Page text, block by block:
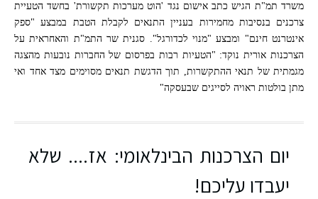
משרד תמ"ת הגיש כתב אישום נגד 'הוט מערכות תקשורת' בחשד הטעיית
צרכנים בנסיבות מחמירות בעניין התנאים לקבלת הטבת במבצע "ספק
אינטרנט חינם" ומבצע "מנוי לכדורגל". סגנית שר התמ"ת והאחראית על
הצרכנות אורית נוקד: "הטעיות רבות בפרסום של החברות נובעות מהצגה
מגמתית של תנאי ההתקשרות, תוך הדגשת תנאים מסוימים מצד אחד ואי
מתן בולטות ראויה לסייגים שבעסקה"
יום הצרכנות הבינלאומי: אז.... שלא
יעבדו עליכם!